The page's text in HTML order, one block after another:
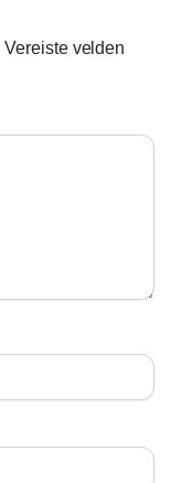
Vereiste velden